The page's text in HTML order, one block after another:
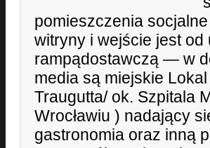
pomieszczenia
witryny i wejście jest
rampądostawczą — w
media są miejskie
Traugutta/ ok. Szpitala
Wrocławiu ) nadający
gastronomia oraz inną